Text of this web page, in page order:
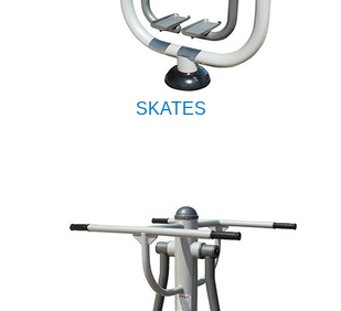
SKATES